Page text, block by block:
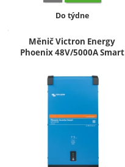
Dostupnost:
Do týdne
Měnič Victron Energy
Phoenix 48V/5000A Smart